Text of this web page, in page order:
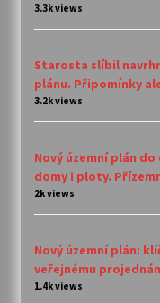
3.3k views
Starosta slíbil
plánu. Připomínky
3.2k views
Nový územní plán
domy i ploty.
2k views
Nový územní plán:
veřejnému
1.4k views